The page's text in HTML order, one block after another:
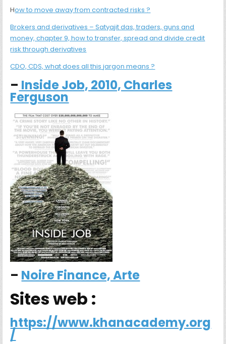
How to move away from contracted risks ?
Brokers and derivatives – Satyajit das, traders, guns and
money, chapter 9, how to transfer, spread and divide credit
risk through derivatives
CDO, CDS, what does all this jargon means ?
– Inside Job, 2010, Charles
Ferguson
– Noire Finance, Arte
Sites web :
https://www.khanacademy.org
/